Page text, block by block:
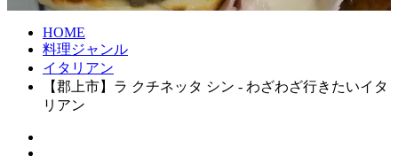
HOME
料理ジャンル
イタリアン
【郡上市】ラ クチネッタ シン - わざわざ行きたいイタ
リアン